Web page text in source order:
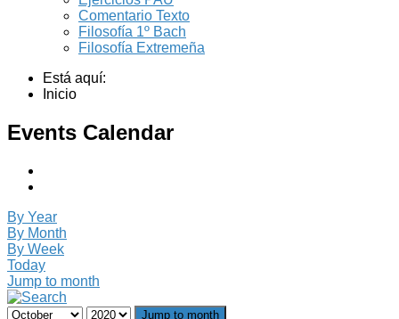
Comentario Texto
Filosofía 1º Bach
Filosofía Extremeña
Está aquí:
Inicio
Events Calendar
By Year
By Month
By Week
Today
Jump to month
Jump to month